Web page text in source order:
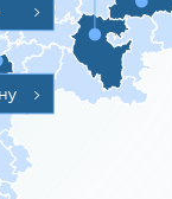
>
>